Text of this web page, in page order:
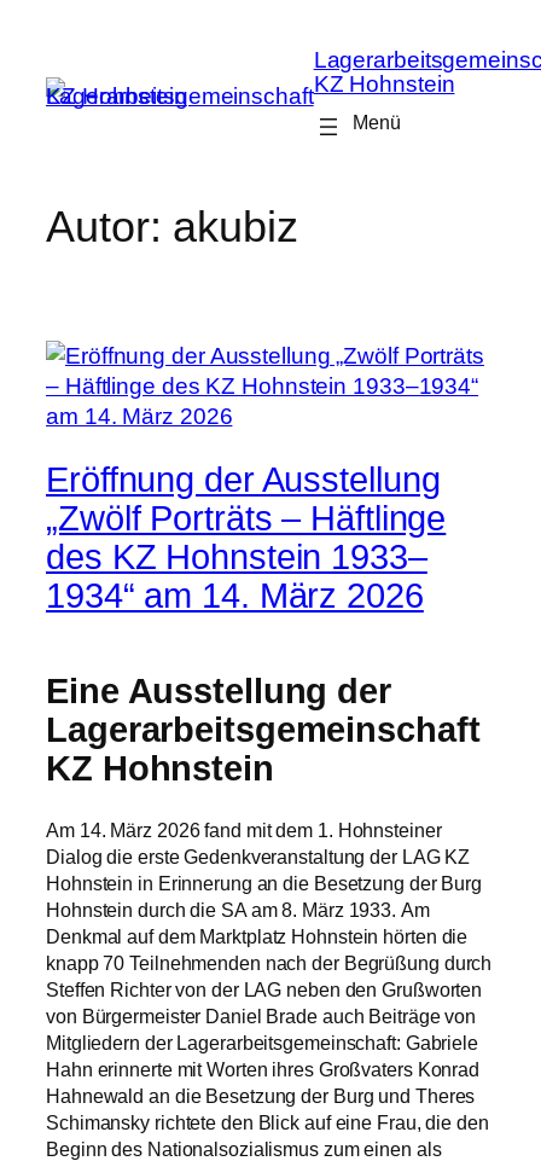
springen
KZ Hohnstein
Autor: akubiz
Eröffnung der Ausstellung
„Zwölf Porträts – Häftlinge
des KZ Hohnstein 1933–
1934“ am 14. März 2026
Eine Ausstellung der
Lagerarbeitsgemeinschaft
KZ Hohnstein
Am 14. März 2026 fand mit dem 1. Hohnsteiner
Dialog die erste Gedenkveranstaltung der LAG KZ
Hohnstein in Erinnerung an die Besetzung der Burg
Hohnstein durch die SA am 8. März 1933. Am
Denkmal auf dem Marktplatz Hohnstein hörten die
knapp 70 Teilnehmenden nach der Begrüßung durch
Steffen Richter von der LAG neben den Grußworten
von Bürgermeister Daniel Brade auch Beiträge von
Mitgliedern der Lagerarbeitsgemeinschaft: Gabriele
Hahn erinnerte mit Worten ihres Großvaters Konrad
Hahnewald an die Besetzung der Burg und Theres
Schimansky richtete den Blick auf eine Frau, die den
Beginn des Nationalsozialismus zum einen als